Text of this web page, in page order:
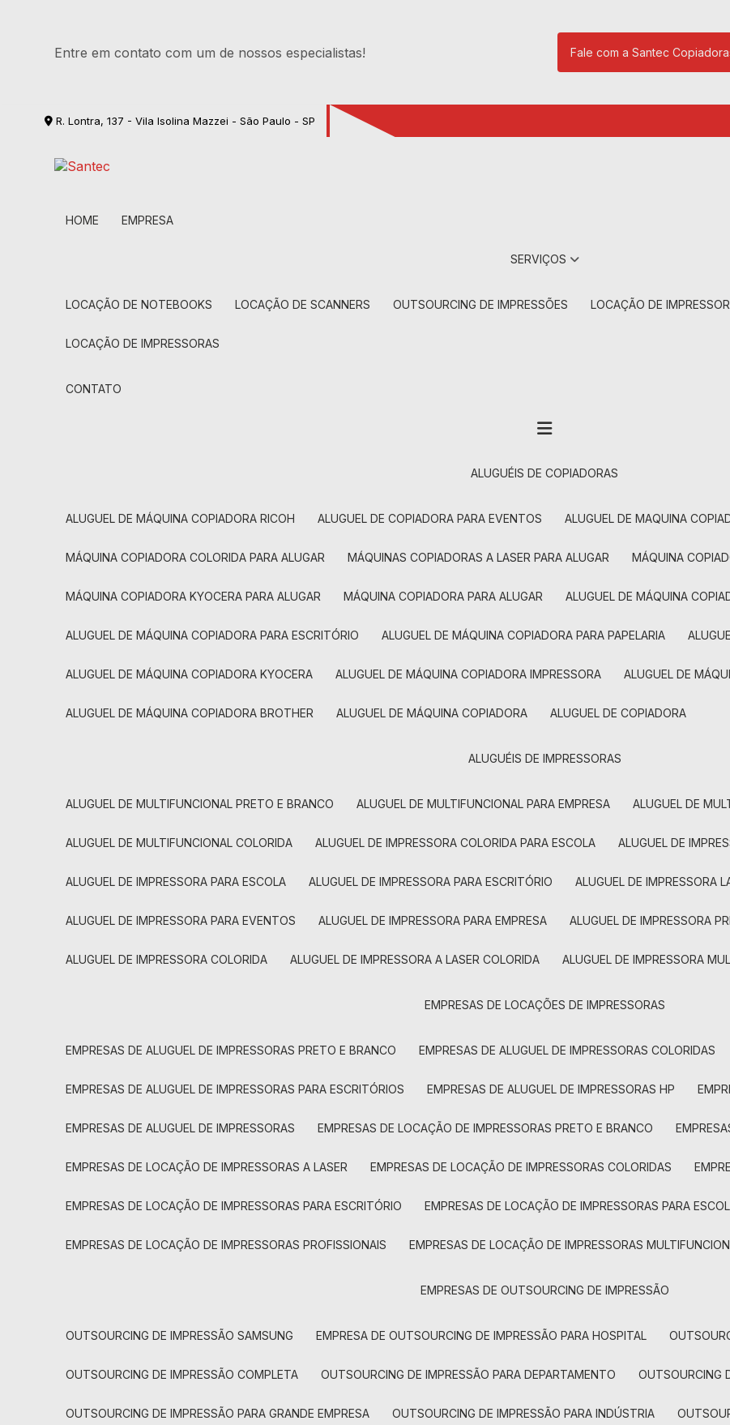
Entre em contato com um de nossos especialistas! Fale com a Santec
R. Lontra, 137 - Vila Isolina Mazzei - São Paulo - SP
HOME EMPRESA
SERVIÇOS
LOCAÇÃO DE NOTEBOOKS LOCAÇÃO DE SCANNERS OUTSOURCING DE IMPRESSÕES LOCAÇÃO DE
LOCAÇÃO DE IMPRESSORAS
CONTATO
ALUGUÉIS DE COPIADORAS
ALUGUEL DE MÁQUINA COPIADORA RICOH ALUGUEL DE COPIADORA PARA EVENTOS ALUGUEL DE MAQUINA
MÁQUINA COPIADORA COLORIDA PARA ALUGAR MÁQUINAS COPIADORAS A LASER PARA ALUGAR MÁQUINA
MÁQUINA COPIADORA KYOCERA PARA ALUGAR MÁQUINA COPIADORA PARA ALUGAR ALUGUEL DE MÁQUINA
ALUGUEL DE MÁQUINA COPIADORA PARA ESCRITÓRIO ALUGUEL DE MÁQUINA COPIADORA PARA PAPELARIA
ALUGUEL DE MÁQUINA COPIADORA KYOCERA ALUGUEL DE MÁQUINA COPIADORA IMPRESSORA ALUGUEL DE
ALUGUEL DE MÁQUINA COPIADORA BROTHER ALUGUEL DE MÁQUINA COPIADORA ALUGUEL DE COPIADORA
ALUGUÉIS DE IMPRESSORAS
ALUGUEL DE MULTIFUNCIONAL PRETO E BRANCO ALUGUEL DE MULTIFUNCIONAL PARA EMPRESA ALUGUEL DE
ALUGUEL DE MULTIFUNCIONAL COLORIDA ALUGUEL DE IMPRESSORA COLORIDA PARA ESCOLA ALUGUEL DE
ALUGUEL DE IMPRESSORA PARA ESCOLA ALUGUEL DE IMPRESSORA PARA ESCRITÓRIO ALUGUEL DE IMPRESSORA
ALUGUEL DE IMPRESSORA PARA EVENTOS ALUGUEL DE IMPRESSORA PARA EMPRESA ALUGUEL DE IMPRESSORA
ALUGUEL DE IMPRESSORA COLORIDA ALUGUEL DE IMPRESSORA A LASER COLORIDA ALUGUEL DE IMPRESSORA
EMPRESAS DE LOCAÇÕES DE IMPRESSORAS
EMPRESAS DE ALUGUEL DE IMPRESSORAS PRETO E BRANCO EMPRESAS DE ALUGUEL DE IMPRESSORAS COLORIDAS
EMPRESAS DE ALUGUEL DE IMPRESSORAS PARA ESCRITÓRIOS EMPRESAS DE ALUGUEL DE IMPRESSORAS HP
EMPRESAS DE ALUGUEL DE IMPRESSORAS EMPRESAS DE LOCAÇÃO DE IMPRESSORAS PRETO E BRANCO
EMPRESAS DE LOCAÇÃO DE IMPRESSORAS A LASER EMPRESAS DE LOCAÇÃO DE IMPRESSORAS COLORIDAS
EMPRESAS DE LOCAÇÃO DE IMPRESSORAS PARA ESCRITÓRIO EMPRESAS DE LOCAÇÃO DE IMPRESSORAS PARA
EMPRESAS DE LOCAÇÃO DE IMPRESSORAS PROFISSIONAIS EMPRESAS DE LOCAÇÃO DE IMPRESSORAS
EMPRESAS DE OUTSOURCING DE IMPRESSÃO
OUTSOURCING DE IMPRESSÃO SAMSUNG EMPRESA DE OUTSOURCING DE IMPRESSÃO PARA HOSPITAL
OUTSOURCING DE IMPRESSÃO COMPLETA OUTSOURCING DE IMPRESSÃO PARA DEPARTAMENTO
OUTSOURCING DE IMPRESSÃO PARA GRANDE EMPRESA OUTSOURCING DE IMPRESSÃO PARA INDÚSTRIA